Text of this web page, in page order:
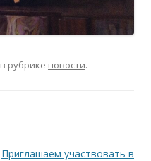
в рубрике новости.
Приглашаем участвовать в